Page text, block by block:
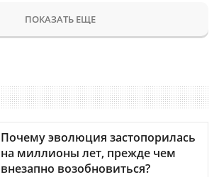
ПОКАЗАТЬ ЕЩЕ
Почему эволюция застопорилась
на миллионы лет, прежде чем
внезапно возобновиться?